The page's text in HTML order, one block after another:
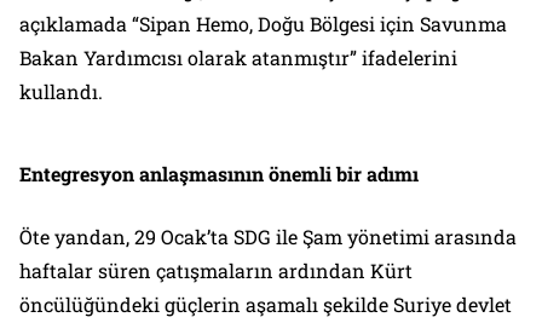
açıklamada “Sipan Hemo, Doğu Bölgesi için Savunma
Bakan Yardımcısı olarak atanmıştır” ifadelerini
kullandı.
Entegresyon anlaşmasının önemli bir adımı
Öte yandan, 29 Ocak’ta SDG ile Şam yönetimi arasında
haftalar süren çatışmaların ardından Kürt
öncülüğündeki güçlerin aşamalı şekilde Suriye devlet